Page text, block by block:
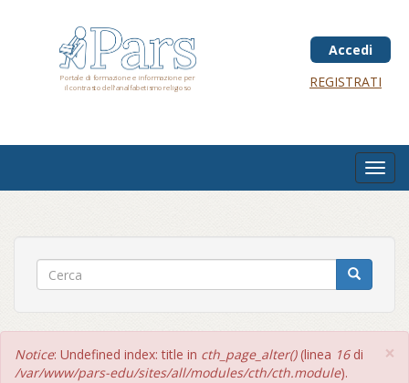
contenuto
Portale di formazione e informazione per
il contrasto dell'analfabetismo religioso
Accedi
REGISTRATI
×
Messaggio
di
Notice: Undefined index: title in cth_page_alter()(linea 16di
/var/www/pars-edu/sites/all/modules/cth/cth.module).